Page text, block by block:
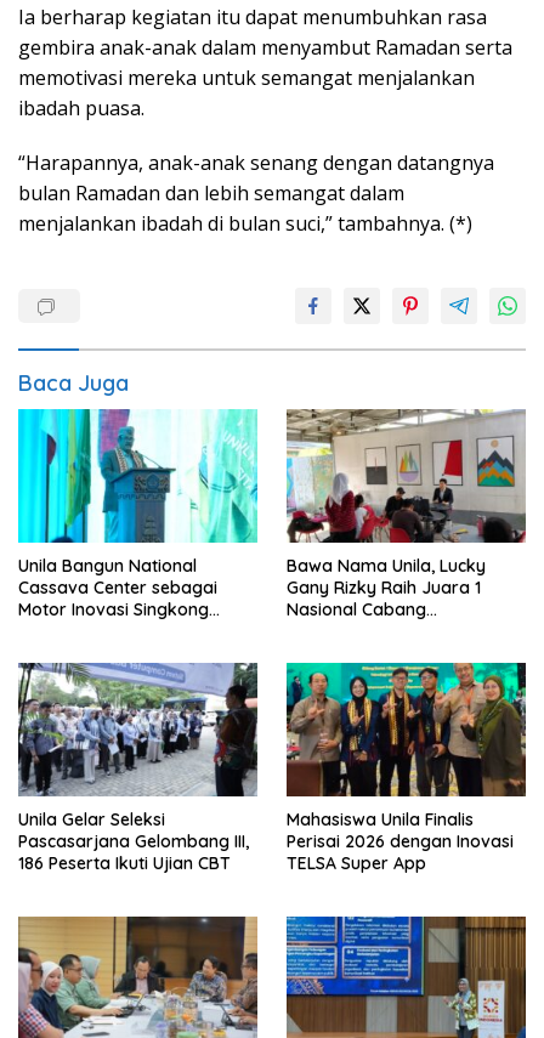
Ia berharap kegiatan itu dapat menumbuhkan rasa
gembira anak-anak dalam menyambut Ramadan serta
memotivasi mereka untuk semangat menjalankan
ibadah puasa.
“Harapannya, anak-anak senang dengan datangnya
bulan Ramadan dan lebih semangat dalam
menjalankan ibadah di bulan suci,” tambahnya. (*)
Baca Juga
Unila Bangun National
Cassava Center sebagai
Motor Inovasi Singkong
Bawa Nama Unila, Lucky
Gany Rizky Raih Juara 1
Nasional Cabang
Unila Gelar Seleksi
Pascasarjana Gelombang III,
186 Peserta Ikuti Ujian CBT
Mahasiswa Unila Finalis
Perisai 2026 dengan Inovasi
TELSA Super App